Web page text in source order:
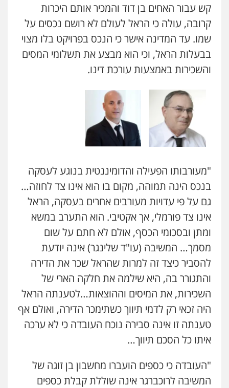
קש עבור האחים בן דוד והמכיר אותם היכרות
קרובה, עולה כי הראל לעולם לא רושם נכסים על
שמו. עד המדינה אישר כי הנכס בפרויקט בלו מצוי
בבעלות הראל, וכי הוא מבצע את תשלומי המסים
והשכירות באמצעות עורכת דינו.
"מעורבותו הפעילה והדומיננטית בנוגע לעסקה
בנכס הינה תמוהה, מקום בו הוא אינו צד לחוזה…
גם על פי עדויות מעורבים אחרים בעסקה, הראל
אינו צד פורמלי, אך אקטיבי. הוא התערב במשא
ומתן ובסכומי הכסף, אולם לא חתם על שום
מסמך… המשיבה (עו"ד שלינגר) אינה יודעת
להסביר כיצד זה למרות שהראל שכר את הדירה
והתגורר בה, היא שילמה את חלקה הארי של
השכירות, את המיסים וההוצאות…לטענתה הראל
היה זכאי רק לדמי תיווך כשתימכר הדירה, ואולם אף
טענתה זו אינה סבירה נוכח העובדה כי לא ערכה
איתו כל הסכם תיווך…
"העובדה כי כספים הועברו מחשבון בן זוגה של
המשיבה לרוכברגר אינה שוללת קבלת כספים